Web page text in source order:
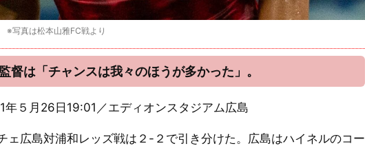
写真は松本山雅FC戦より
督は「チャンスは我々のほうが多かった」。
５月26日19:01／エディオンスタジアム広島
広島対浦和レッズ戦は２-２で引き分けた。広島はハイネルのコー